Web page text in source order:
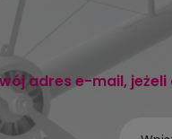
adres e-mail,